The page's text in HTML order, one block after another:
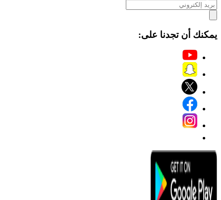
يمكنك أن تجدنا على: